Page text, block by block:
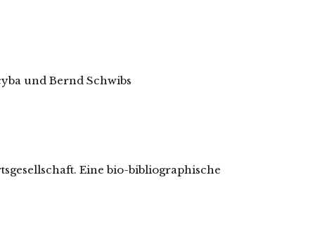
und Bernd Schwibs
Eine bio-bibliographische